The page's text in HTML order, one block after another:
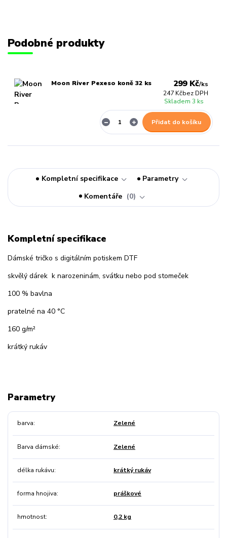
Podobné produkty
Moon River Pexeso koně 32 ks 299 Kč/ks
247 Kčbez DPH
Skladem 3 ks
Přidat do košíku
Kompletní specifikace
Parametry
Komentáře
0
Kompletní specifikace
Dámské tričko s digitálním potiskem DTF
skvělý dárek k narozeninám, svátku nebo pod stomeček
100 % bavlna
pratelné na 40 °C
160 g/m²
krátký rukáv
Parametry
barva Zelené
Barva dámské Zelené
délka rukávu krátký rukáv
forma hnojiva práškové
hmotnost 0,2 kg